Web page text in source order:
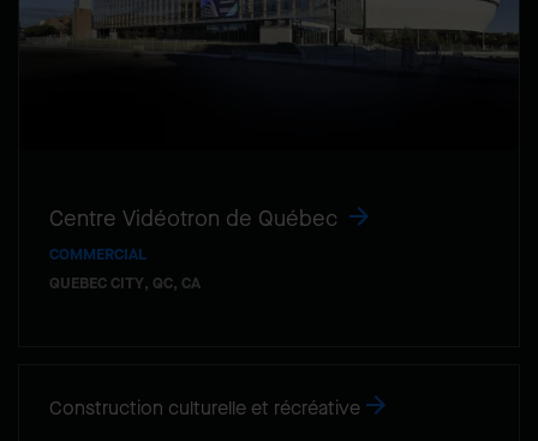
Centre Vidéotron de Québec
COMMERCIAL
QUEBEC CITY, QC, CA
Construction culturelle et récréative